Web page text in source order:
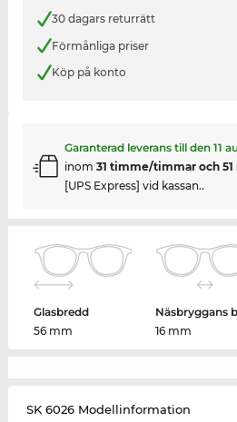
30 dagars returrätt
Förmånliga priser
Köp på konto
Garanterad leverans till den 11
inom 31 timme/timmar och
[UPS Express] vid kassan..
Glasbredd
56 mm
Näsbryggans
16 mm
SK 6026 Modellinformation